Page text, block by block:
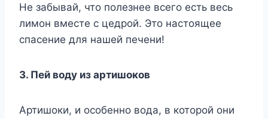
Не забывай, что полезнее всего есть весь
лимон вместе с цедрой. Это настоящее
спасение для нашей печени!
3. Пей воду из артишоков
Артишоки, и особенно вода, в которой они